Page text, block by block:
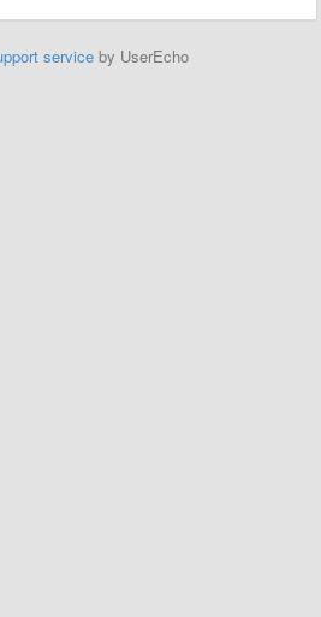
service by UserEcho